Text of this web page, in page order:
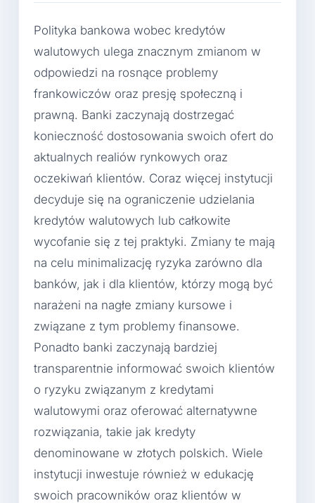
Polityka bankowa wobec kredytów
walutowych ulega znacznym zmianom w
odpowiedzi na rosnące problemy
frankowiczów oraz presję społeczną i
prawną. Banki zaczynają dostrzegać
konieczność dostosowania swoich ofert do
aktualnych realiów rynkowych oraz
oczekiwań klientów. Coraz więcej instytucji
decyduje się na ograniczenie udzielania
kredytów walutowych lub całkowite
wycofanie się z tej praktyki. Zmiany te mają
na celu minimalizację ryzyka zarówno dla
banków, jak i dla klientów, którzy mogą być
narażeni na nagłe zmiany kursowe i
związane z tym problemy finansowe.
Ponadto banki zaczynają bardziej
transparentnie informować swoich klientów
o ryzyku związanym z kredytami
walutowymi oraz oferować alternatywne
rozwiązania, takie jak kredyty
denominowane w złotych polskich. Wiele
instytucji inwestuje również w edukację
swoich pracowników oraz klientów w